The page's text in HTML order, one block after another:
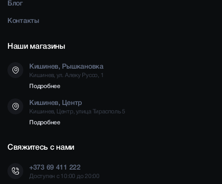
Блог
Контакты
Наши магазины
Кишинев, Рышкановка
Кишинев, ул. Алеку Руссо, 1
Подробнее
Кишинев, Центр
Кишинев, Центр, улица Тирасполь 5
Подробнее
Свяжитесь с нами
+373 69 411 222
Доступен с 10:00 до 20:00